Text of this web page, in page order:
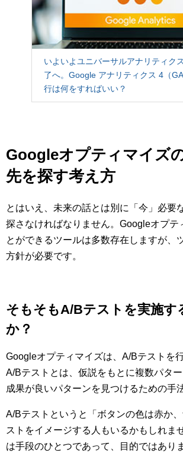
いよいよユニバーサルアナリティク
了へ。Google アナリティクス 4（
行は何をすればいい？
Googleオプティマイズ
先を探す考え方
とはいえ、未来の話とは別に「今」必要
探さなければなりません。Googleオプテ
とができるツールは多数存在しますが、
方針が必要です。
そもそもA/Bテストを実施す
か？
Googleオプティマイズは、A/Bテストを
A/Bテストとは、仮説をもとに複数パター
成果が良いパターンを見つけるための手
A/Bテストというと「ボタンの色は赤か
ストをイメージする人もいるかもしれま
は手段のひとつであって、目的ではあり